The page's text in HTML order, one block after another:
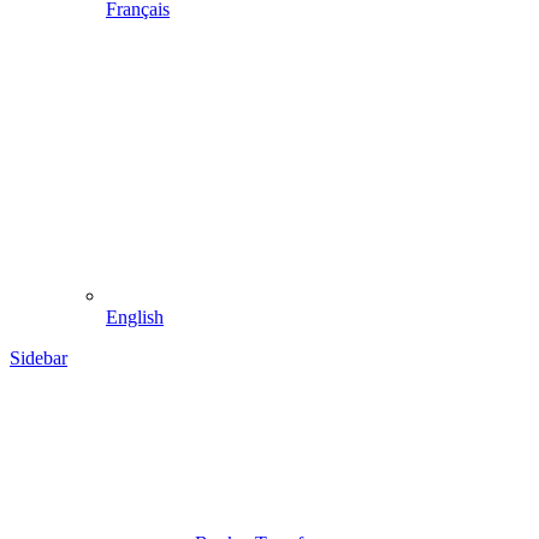
Français
English
Sidebar